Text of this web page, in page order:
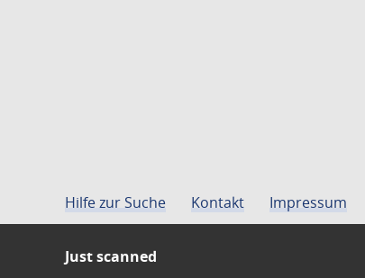
Hilfe zur Suche Kontakt Impressum
Just scanned